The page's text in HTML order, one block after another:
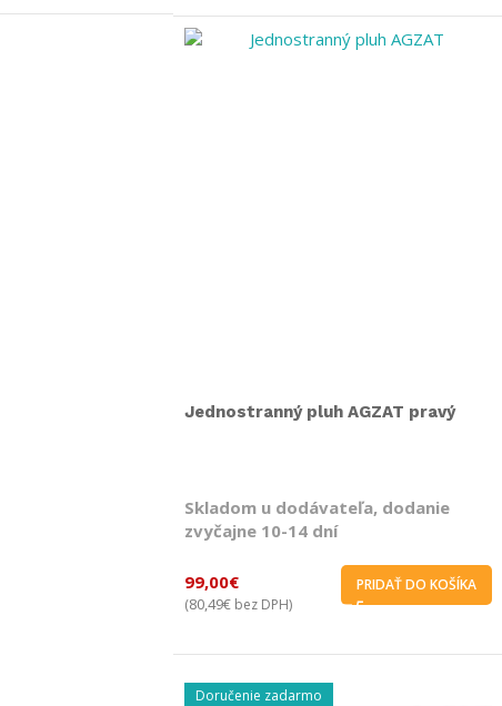
Jednostranný pluh AGZAT pravý
Skladom u dodávateľa, dodanie
zvyčajne 10-14 dní
99,00€
(80,49€ bez DPH)
PRIDAŤ DO KOŠÍKA
Doručenie zadarmo